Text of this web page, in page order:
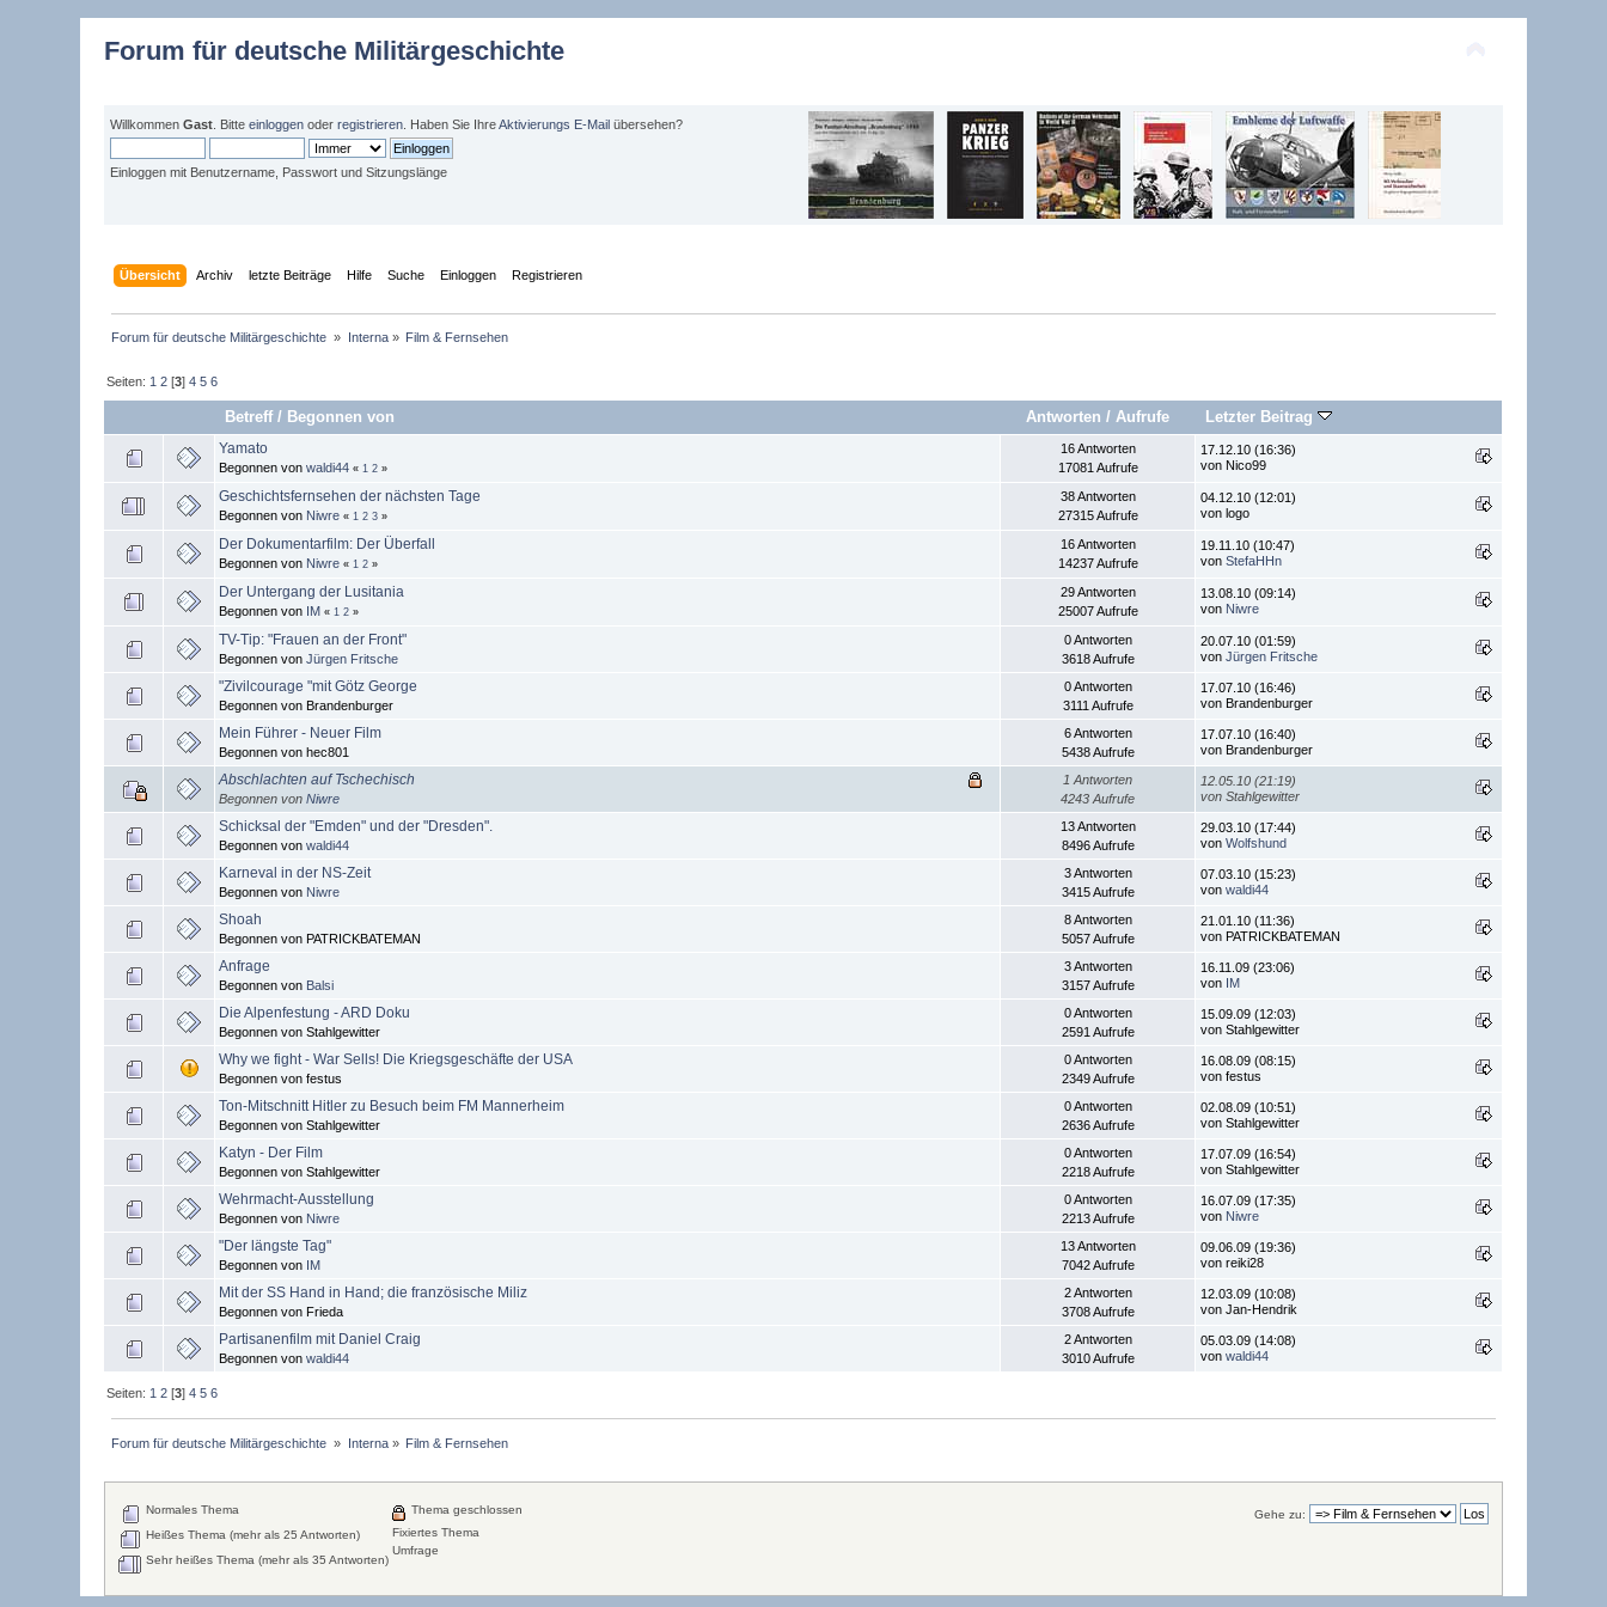
Forum für deutsche Militärgeschichte
WillkommenGast . Bitteeinloggen oderregistrieren . Haben Sie IhreAktivierungs E-Mail übersehen?
Einloggen mit Benutzername, Passwort und Sitzungslänge
Übersicht Archiv letzte Beiträge Hilfe Suche Einloggen Registrieren
Forum für deutsche Militärgeschichte » Interna» Film & Fernsehen
Seiten: 1 2 [3]4 5 6
Betreff/ Begonnen von Antworten / Aufrufe Letzter Beitrag
Yamato
Begonnen vonwaldi44 « 1 2 »
16 Antworten
17081 Aufrufe
17.12.10 (16:36)
von Nico99
Geschichtsfernsehen der nächsten Tage
Begonnen von Niwre « 1 2 3 »
38 Antworten
27315 Aufrufe
04.12.10 (12:01)
von logo
Der Dokumentarfilm: Der Überfall
Begonnen von Niwre « 1 2 »
16 Antworten
14237 Aufrufe
19.11.10 (10:47)
vonStefaHHn
Der Untergang der Lusitania
Begonnen von IM « 1 2 »
29 Antworten
25007 Aufrufe
13.08.10 (09:14)
von Niwre
TV-Tip: "Frauen an der Front"
Begonnen vonJürgen Fritsche
0 Antworten
3618 Aufrufe
20.07.10 (01:59)
vonJürgen Fritsche
"Zivilcourage "mit Götz George
Begonnen von Brandenburger
0 Antworten
3111 Aufrufe
17.07.10 (16:46)
von Brandenburger
Mein Führer - Neuer Film
Begonnen von hec801
6 Antworten
5438 Aufrufe
17.07.10 (16:40)
von Brandenburger
Abschlachten auf Tschechisch
Begonnen vonNiwre
1 Antworten
4243 Aufrufe
12.05.10 (21:19)
von Stahlgewitter
Schicksal der "Emden" und der "Dresden".
Begonnen vonwaldi44
13 Antworten
8496 Aufrufe
29.03.10 (17:44)
vonWolfshund
Karneval in der NS-Zeit
Begonnen von Niwre
3 Antworten
3415 Aufrufe
07.03.10 (15:23)
vonwaldi44
Shoah
Begonnen von PATRICKBATEMAN
8 Antworten
5057 Aufrufe
21.01.10 (11:36)
von PATRICKBATEMAN
Anfrage
Begonnen von Balsi
3 Antworten
3157 Aufrufe
16.11.09 (23:06)
von IM
Die Alpenfestung - ARD Doku
Begonnen von Stahlgewitter
0 Antworten
2591 Aufrufe
15.09.09 (12:03)
von Stahlgewitter
Why we fight - War Sells! Die Kriegsgeschäfte der USA
Begonnen von festus
0 Antworten
2349 Aufrufe
16.08.09 (08:15)
von festus
Ton-Mitschnitt Hitler zu Besuch beim FM Mannerheim
Begonnen von Stahlgewitter
0 Antworten
2636 Aufrufe
02.08.09 (10:51)
von Stahlgewitter
Katyn - Der Film
Begonnen von Stahlgewitter
0 Antworten
2218 Aufrufe
17.07.09 (16:54)
von Stahlgewitter
Wehrmacht-Ausstellung
Begonnen von Niwre
0 Antworten
2213 Aufrufe
16.07.09 (17:35)
von Niwre
"Der längste Tag"
Begonnen von IM
13 Antworten
7042 Aufrufe
09.06.09 (19:36)
von reiki28
Mit der SS Hand in Hand; die französische Miliz
Begonnen von Frieda
2 Antworten
3708 Aufrufe
12.03.09 (10:08)
von Jan-Hendrik
Partisanenfilm mit Daniel Craig
Begonnen vonwaldi44
2 Antworten
3010 Aufrufe
05.03.09 (14:08)
vonwaldi44
Seiten: 1 2 [3]4 5 6
Forum für deutsche Militärgeschichte » Interna» Film & Fernsehen
Gehe zu:
Normales Thema
Heißes Thema (mehr als 25 Antworten)
Sehr heißes Thema (mehr als 35 Antworten)
Thema geschlossen
Fixiertes Thema
Umfrage